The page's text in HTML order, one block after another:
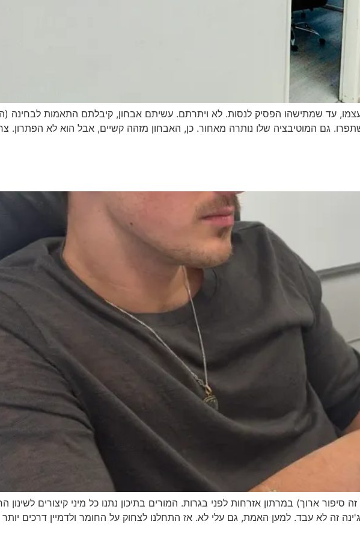
עד שמתישהו הפסיק לנסות. לא ויתרתם. עשיתם אבחון, קיבלתם התאמות לבחינה
גם המוטיבציה שלו נותרה מאחור. כן, האבחון מזהה קשיים, אבל הוא לא הפתרון.
ארוך) במרתון אזרחות לפני בגרות. המורים בתיכון נתנו כל מיני קיצורים
זה לא עבד. למען האמת, גם עלי לא. אז התחלנו לצחוק על החומר ולדמיין דרכים